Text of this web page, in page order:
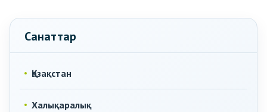
Санаттар
Қазақстан
Халықаралық